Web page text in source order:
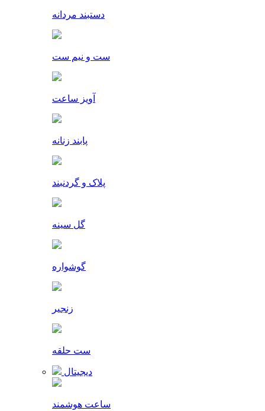
دستبند مردانه
ست و نیم ست
آویز ساعت
پابند زنانه
پلاک و گردنبند
گل سینه
گوشواره
زنجیر
ست حلقه
دیجیتال
ساعت هوشمند